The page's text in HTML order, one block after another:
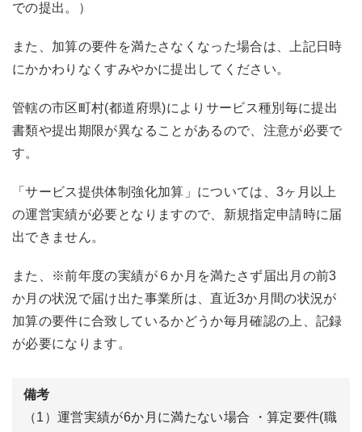
での提出。）
また、加算の要件を満たさなくなった場合は、上記日時
にかかわりなくすみやかに提出してください。
管轄の市区町村(都道府県)によりサービス種別毎に提出
書類や提出期限が異なることがあるので、注意が必要で
す。
「サービス提供体制強化加算」 については、3ヶ月以上
の運営実績が必要となりますので、新規指定申請時に届
出できません。
また、※前年度の実績が６か月を満たさず届出月の前3
か月の状況で届け出た事業所は、直近3か月間の状況が
加算の要件に合致しているかどうか毎月確認の上、記録
が必要になります。
備考
（1）運営実績が6か月に満たない場合 ・算定要件(職